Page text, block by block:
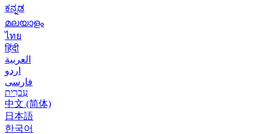
ಕನ್ನಡ
മലയാളം
ไทย
हिंदी
العربية
اردو
فارسی
עִברִית
中文 (简体)
日本語
한국어